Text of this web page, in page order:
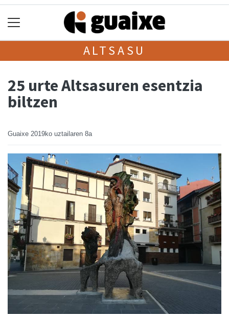
ALTSASU
25 urte Altsasuren esentzia
biltzen
Guaixe 2019ko uztailaren 8a